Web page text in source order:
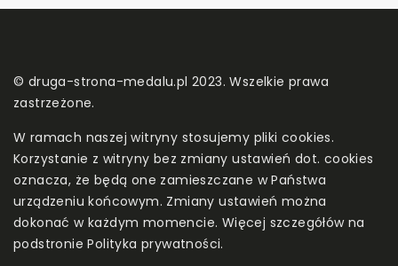
© druga-strona-medalu.pl 2023. Wszelkie prawa
zastrzeżone.
W ramach naszej witryny stosujemy pliki cookies.
Korzystanie z witryny bez zmiany ustawień dot. cookies
oznacza, że będą one zamieszczane w Państwa
urządzeniu końcowym. Zmiany ustawień można
dokonać w każdym momencie. Więcej szczegółów na
podstroniePolityka prywatności.